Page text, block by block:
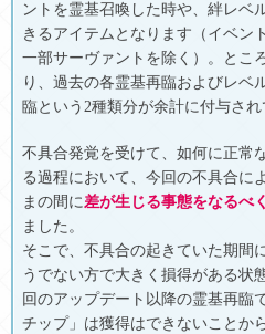
ントを霊基召喚した時や、絆レベ
きるアイテムとなります（イベン
一部サーヴァントを除く）。とこ
り、過去の各霊基再臨およびレベ
臨という2種類分が余計に付与され
不具合発覚を受けて、如何に正常
る過程において、今回の不具合に
まの間に差が生じる事態をなるべ
ました。
そこで、不具合の起きていた期間
うでない方で大きく損得がある状
回のアップデート以降の霊基再臨
チップ」は獲得はできないことか